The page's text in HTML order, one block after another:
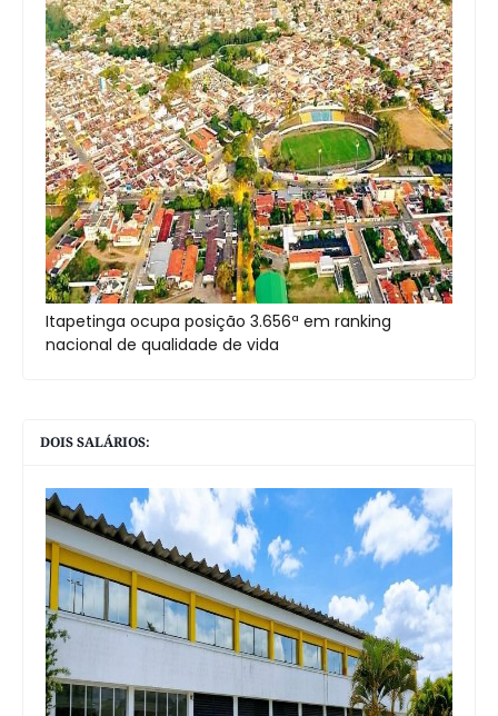
Itapetinga ocupa posição 3.656ª em ranking
nacional de qualidade de vida
DOIS SALÁRIOS: